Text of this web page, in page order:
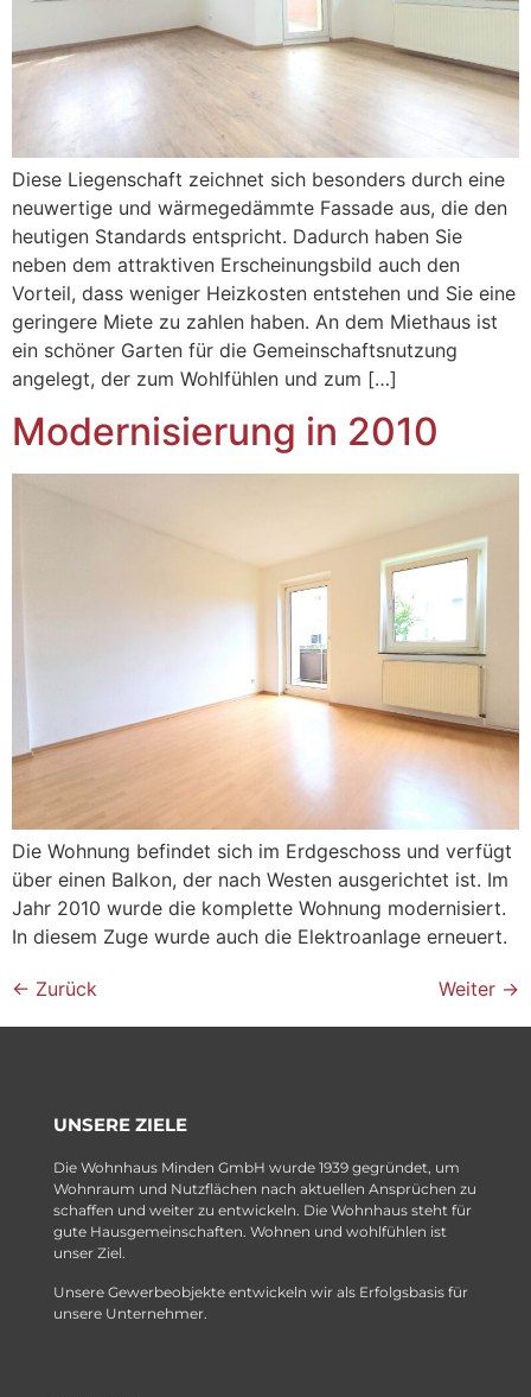
Diese Liegenschaft zeichnet sich besonders durch eine
neuwertige und wärmegedämmte Fassade aus, die den
heutigen Standards entspricht. Dadurch haben Sie
neben dem attraktiven Erscheinungsbild auch den
Vorteil, dass weniger Heizkosten entstehen und Sie eine
geringere Miete zu zahlen haben. An dem Miethaus ist
ein schöner Garten für die Gemeinschaftsnutzung
angelegt, der zum Wohlfühlen und zum […]
Modernisierung in 2010
Die Wohnung befindet sich im Erdgeschoss und verfügt
über einen Balkon, der nach Westen ausgerichtet ist. Im
Jahr 2010 wurde die komplette Wohnung modernisiert.
In diesem Zuge wurde auch die Elektroanlage erneuert.
← Zurück Weiter →
UNSERE ZIELE
Die Wohnhaus Minden GmbH wurde 1939 gegründet, um
Wohnraum und Nutzflächen nach aktuellen Ansprüchen zu
schaffen und weiter zu entwickeln. Die Wohnhaus steht für
gute Hausgemeinschaften. Wohnen und wohlfühlen ist
unser Ziel.
Unsere Gewerbeobjekte entwickeln wir als Erfolgsbasis für
unsere Unternehmer.